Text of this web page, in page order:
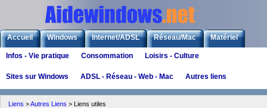
Accueil Windows Internet/ADSL Réseau/Mac Matériel
Logiciels Liens Jeux
Infos - Vie pratique Consommation Loisirs - Culture
Sites sur Windows ADSL - Réseau - Web - Mac Autres liens
Liens >Autres Liens > Liens utiles